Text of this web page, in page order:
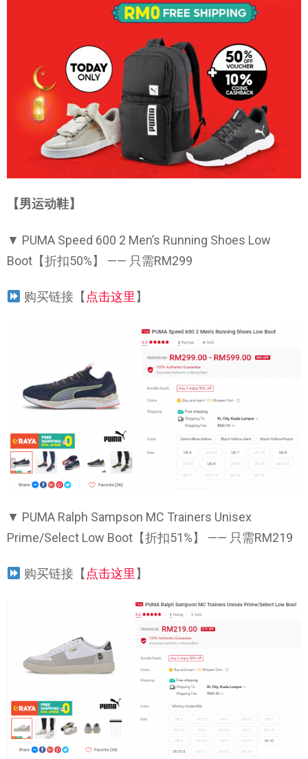
【男运动鞋】
▼ PUMA Speed 600 2 Men’s Running Shoes Low
Boot【折扣50%】 —— 只需RM299
购买链接【 点击这里 】
▼ PUMA Ralph Sampson MC Trainers Unisex
Prime/Select Low Boot【折扣51%】 —— 只需RM219
购买链接【 点击这里 】